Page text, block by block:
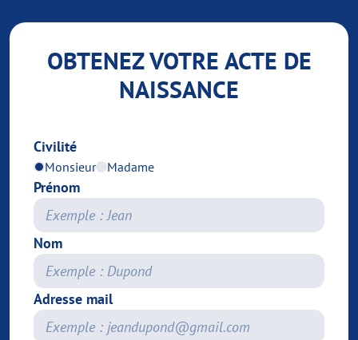
OBTENEZ VOTRE ACTE DE
NAISSANCE
Civilité
Monsieur Madame
Prénom
Nom
Adresse mail